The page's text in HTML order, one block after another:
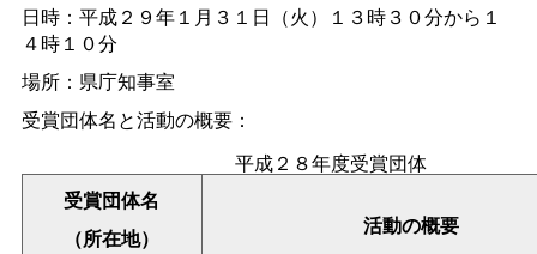
日時：平成２９年１月３１日（火）１３時３０分から１
４時１０分
場所：県庁知事室
受賞団体名と活動の概要：
平成２８年度受賞団体
受賞団体名
（所在地）
活動の概要